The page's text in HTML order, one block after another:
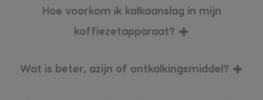
Hoe voorkom ik kalkaanslag in mijn
koffiezetapparaat? +
Wat is beter, azijn of ontkalkingsmiddel? +